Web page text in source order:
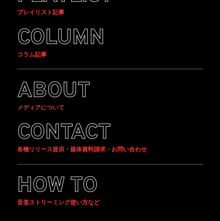
プレイリスト記事
COLUMN
コラム記事
ABOUT
メディアについて
CONTACT
各種リリース提供・媒体資料請求・お問い合わせ
HOW TO
音楽ストリーミング使い方など